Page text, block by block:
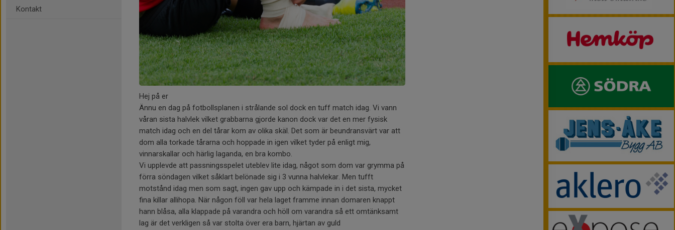
Kontakt
Hej på er
Ännu en dag på fotbollsplanen i strålande sol dock en tuff match idag. Vi vann
våran sista halvlek vilket grabbarna gjorde kanon dock var det en mer fysisk
match idag och en del tårar kom av olika skäl. Det som är beundransvärt var att
dom alla torkade tårarna och hoppade in igen vilket tyder på enligt mig,
vinnarskallar och härlig laganda, en bra kombo.
Vi upplevde att passningsspelet uteblev lite idag, något som dom var grymma på
förra söndagen vilket såklart belönade sig i 3 vunna halvlekar. Men tufft
motstånd idag men som sagt, ingen gav upp och kämpade in i det sista, mycket
fina killar allihopa. När någon föll var hela laget framme innan domaren knappt
hann blåsa, alla klappade på varandra och höll om varandra så ett omtänksamt
lag är det verkligen så var stolta över era barn, hjärtan av guld